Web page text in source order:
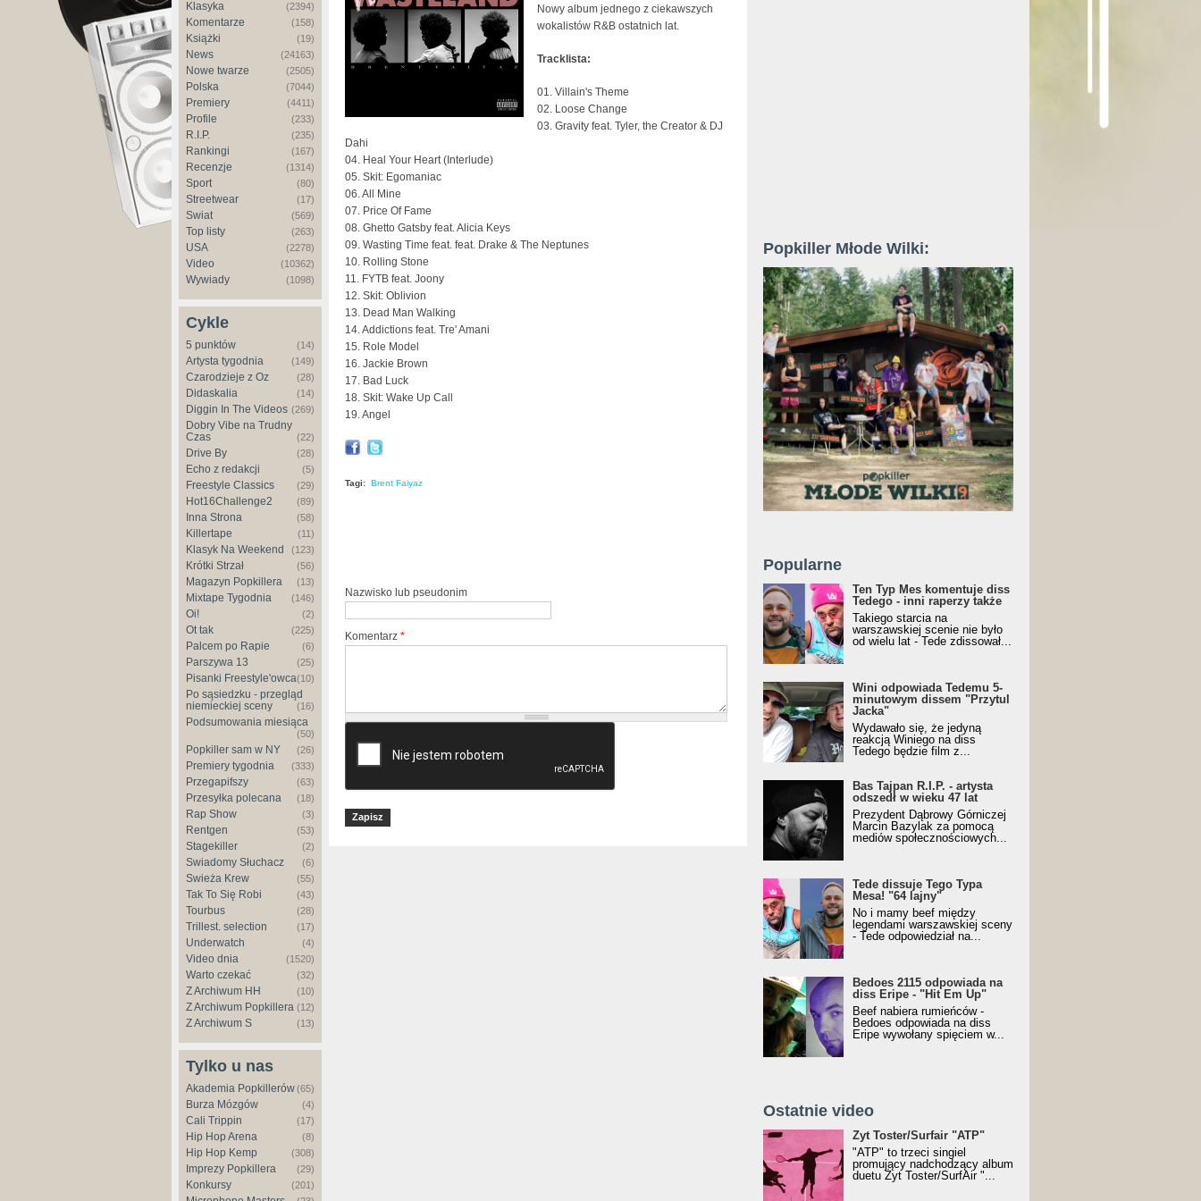
Klasyka (2394)
Komentarze (158)
Książki (19)
News (24163)
Nowe twarze (2505)
Polska (7044)
Premiery (4411)
Profile (233)
R.I.P. (235)
Rankingi (167)
Recenzje (1314)
Sport (80)
Streetwear (17)
Świat (569)
Top listy (263)
USA (2278)
Video (10362)
Wywiady (1098)
Cykle
5 punktów (14)
Artysta tygodnia (149)
Czarodzieje z Oz (28)
Didaskalia (14)
Diggin In The Videos (269)
Dobry Vibe na Trudny
Czas
(22)
Drive By (28)
Echo z redakcji (5)
Freestyle Classics (29)
Hot16Challenge2 (89)
Inna Strona (58)
Killertape (11)
Klasyk Na Weekend (123)
Krótki Strzał (56)
Magazyn Popkillera (13)
Mixtape Tygodnia (146)
Oi! (2)
Ot tak (225)
Palcem po Rapie (6)
Parszywa 13 (25)
Pisanki Freestyle'owca(10)
Po sąsiedzku - przegląd
niemieckiej sceny
(16)
Podsumowania miesiąca
(50)
Popkiller sam w NY (26)
Premiery tygodnia (333)
Przegapifszy (63)
Przesyłka polecana (18)
Rap Show (3)
Rentgen (53)
Stagekiller (2)
Świadomy Słuchacz (6)
Świeża Krew (55)
Tak To Się Robi (43)
Tourbus (28)
Trillest. selection (17)
Underwatch (4)
Video dnia (1520)
Warto czekać (32)
Z Archiwum HH (10)
Z Archiwum Popkillera (12)
Z Archiwum S (13)
Tylko u nas
Akademia Popkillerów(65)
Burza Mózgów (4)
Cali Trippin (17)
Hip Hop Arena (8)
Hip Hop Kemp (308)
Imprezy Popkillera (29)
Konkursy (201)
Nowy album jednego z ciekawszych
wokalistów R&B ostatnich lat.
Tracklista:
01. Villain's Theme
02. Loose Change
03. Gravity feat. Tyler, the Creator & DJ
Dahi
04. Heal Your Heart (Interlude)
05. Skit: Egomaniac
06. All Mine
07. Price Of Fame
08. Ghetto Gatsby feat. Alicia Keys
09. Wasting Time feat. feat. Drake & The Neptunes
10. Rolling Stone
11. FYTB feat. Joony
12. Skit: Oblivion
13. Dead Man Walking
14. Addictions feat. Tre' Amani
15. Role Model
16. Jackie Brown
17. Bad Luck
18. Skit: Wake Up Call
19. Angel
Tagi: Brent Faiyaz
Nazwisko lub pseudonim
Komentarz *
Popkiller Młode Wilki:
Popularne
Ten Typ Mes komentuje diss
Tedego - inni raperzy także
Takiego starcia na
warszawskiej scenie nie było
od wielu lat - Tede zdissował...
Wini odpowiada Tedemu 5-
minutowym dissem "Przytul
Jacka"
Wydawało się, że jedyną
reakcją Winiego na diss
Tedego będzie film z...
Bas Tajpan R.I.P. - artysta
odszedł w wieku 47 lat
Prezydent Dąbrowy Górniczej
Marcin Bazylak za pomocą
mediów społecznościowych...
Tede dissuje Tego Typa
Mesa! "64 lajny"
No i mamy beef między
legendami warszawskiej sceny
- Tede odpowiedział na...
Bedoes 2115 odpowiada na
diss Eripe - "Hit Em Up"
Beef nabiera rumieńców -
Bedoes odpowiada na diss
Eripe wywołany spięciem w...
Ostatnie video
Żyt Toster/SurfAir - ATP VIDEO
Żyt Toster/Surfair "ATP"
"ATP" to trzeci singiel
promujący nadchodzący album
duetu Żyt Toster/SurfAir "...